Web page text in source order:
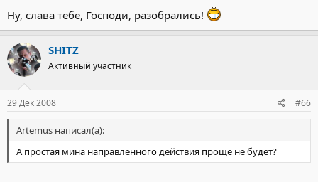
Ну, слава тебе, Господи, разобрались!
SHITZ
Активный участник
29 Дек 2008 #66
Artemus написал(а):
А простая мина направленного действия проще не будет?